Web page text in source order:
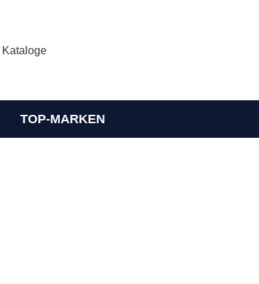
Kataloge
TOP-MARKEN